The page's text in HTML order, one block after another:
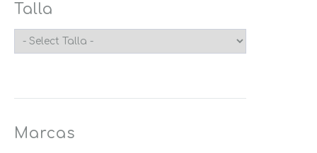
Negro
Naranja
Talla
Marcas